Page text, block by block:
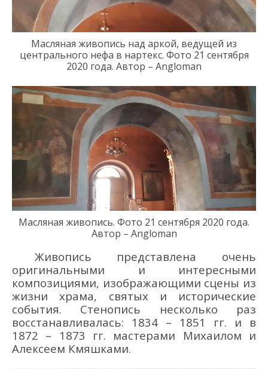
Масляная живопись над аркой, ведущей из
центрального нефа в нартекс. Фото 21 сентября
2020 года. Автор – Angloman
Масляная живопись. Фото 21 сентября 2020 года.
Автор – Angloman
Живопись представлена очень
оригинальными и интересными
композициями, изображающими сцены из
жизни храма, святых и исторические
события. Стенопись несколько раз
восстанавливалась: 1834 – 1851 гг. и в
1872 – 1873 гг. мастерами Михаилом и
Алексеем Кмяшками.